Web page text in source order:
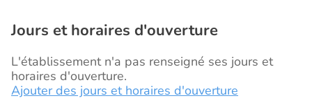
Jours et horaires d'ouverture
L'établissement n'a pas renseigné ses jours et
horaires d'ouverture.
Ajouter des jours et horaires d'ouverture